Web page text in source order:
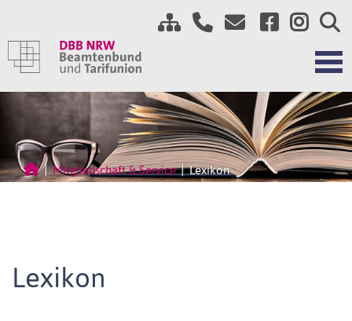
Mitgliedschaft & Service Lexikon
Lexikon